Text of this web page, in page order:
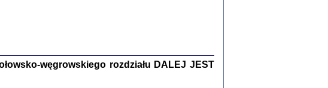
Warszawa 2019
węgrowskiego rozdziału DALEJ JEST